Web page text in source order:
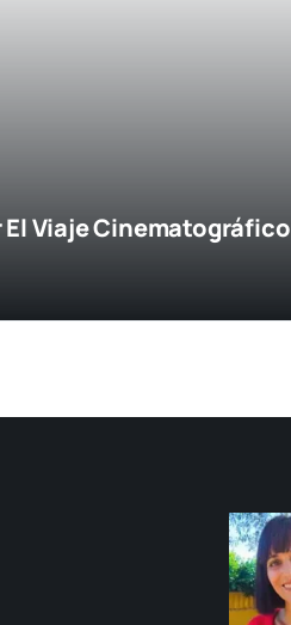
El Viaje Cinematográfico